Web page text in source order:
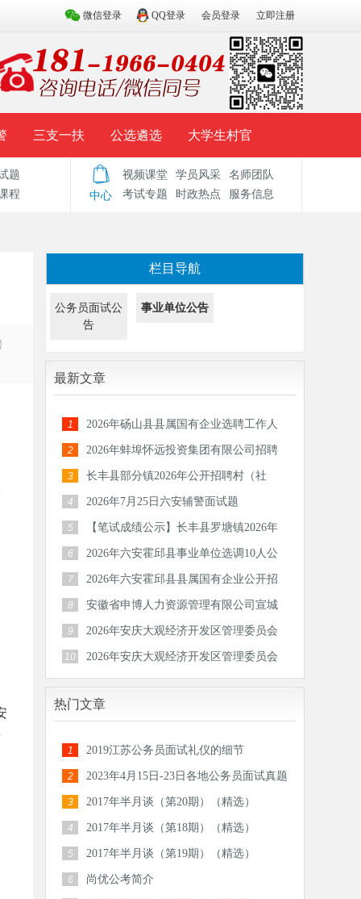
微信登录 QQ登录 会员登录 立即注册
三支一扶 公选遴选 大学生村官
题库 辅导资料 历年真题 模拟试题
题
程 中心
视频课堂 学员风采
名师团队
考试专题
时政热点 服务信息
栏目导航
公务员面试公
告
事业单位公告
最新文章
1
2026年砀山县县属国有企业选聘工作人
员公告
2
2026年蚌埠怀远投资集团有限公司招聘
30人公
3
长丰县部分镇2026年公开招聘村（社
区）后备
4 2026年7月25日六安辅警面试题
5
【笔试成绩公示】长丰县罗塘镇2026年
公开招
6
2026年六安霍邱县事业单位选调10人公
告
7
2026年六安霍邱县县属国有企业公开招
聘工作
8
安徽省申博人力资源管理有限公司宣城
分公司
9
2026年安庆大观经济开发区管理委员会
公开招
10
2026年安庆大观经济开发区管理委员会
公开招
热门文章
1 2019江苏公务员面试礼仪的细节
2
2023年4月15日-23日各地公务员面试真题
汇总
3 2017年半月谈（第20期）（精选）
4 2017年半月谈（第18期）（精选）
5 2017年半月谈（第19期）（精选）
6 尚优公考简介